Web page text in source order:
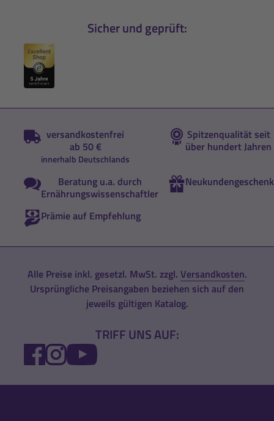
Sicher und geprüft:
versandkostenfrei
ab 50 €
innerhalb Deutschlands
Spitzenqualität seit
über hundert Jahren
Beratung u.a. durch
Ernährungswissenschaftler
Neukundengeschenk
Prämie auf Empfehlung
Alle Preise inkl. gesetzl. MwSt. zzgl. Versandkosten.
Ursprüngliche Preisangaben beziehen sich auf den
jeweils gültigen Katalog.
TRIFF UNS AUF:
FACEBOOK
INSTAGRAM
YOUTUBE